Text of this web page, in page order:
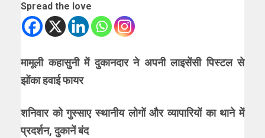
Spread the love
मामूली कहासुनी में दुकानदार ने अपनी लाइसेंसी पिस्टल से
झोंका हवाई फायर
शनिवार को गुस्साए स्थानीय लोगों और व्यापारियों का थाने में
प्रदर्शन, दुकानें बंद